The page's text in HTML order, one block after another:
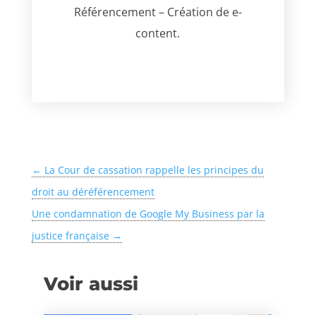
Référencement – Création de e-
content.
← La Cour de cassation rappelle les principes du
droit au déréférencement
Une condamnation de Google My Business par la
justice française →
Voir aussi